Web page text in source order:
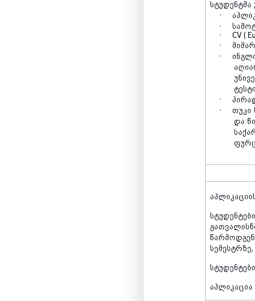
სტუდენტმა
·
·
·
CV (
·
·
·
·
თუკი
და
სემესტრზე
აპლიკაცია